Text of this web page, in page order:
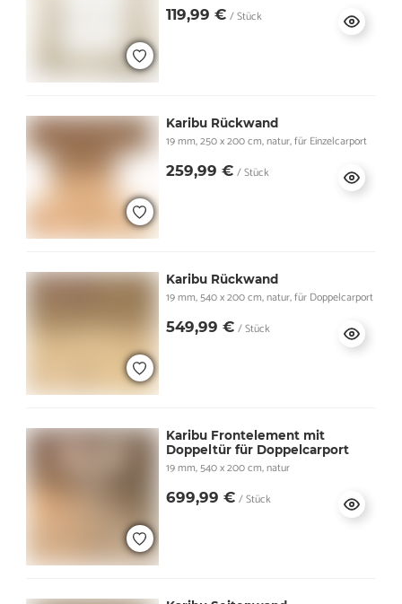
119,99 € / Stück
Karibu Rückwand
19 mm, 250 x 200 cm, natur, für Einzelcarport
259,99 € / Stück
Karibu Rückwand
19 mm, 540 x 200 cm, natur, für Doppelcarport
549,99 € / Stück
Karibu Frontelement mit
Doppeltür für Doppelcarport
19 mm, 540 x 200 cm, natur
699,99 € / Stück